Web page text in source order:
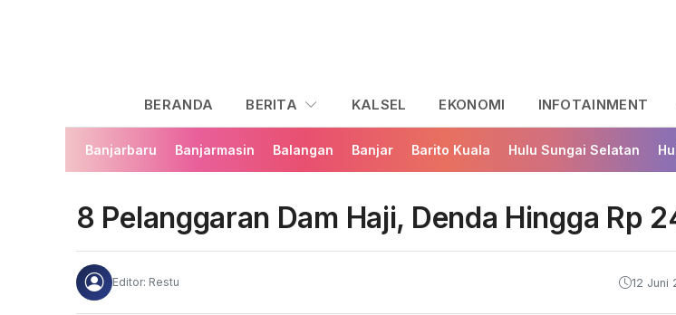
BERANDA BERITA KALSEL EKONOMI INFOTAINMENT
Banjarbaru Banjarmasin Balangan Banjar Barito Kuala Hulu Sungai Selatan
8 Pelanggaran Dam Haji, Denda Hingga Rp
Editor: Restu 12 Juni